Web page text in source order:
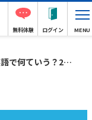
無料体験 ログイン MENU
？2つの言い方と使い分けを紹介